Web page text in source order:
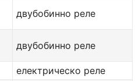
двубобинно реле
двубобинно реле
електрическо реле